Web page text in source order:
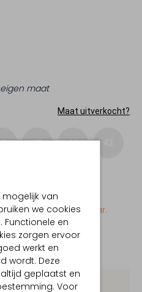
van
we cookies
Functionele en
zorgen ervoor
werkt en
wordt. Deze
geplaatst en
Voor
maat
Maat uitverkocht?
40 41
(nog) niet beschikbaar.
19 boutiques